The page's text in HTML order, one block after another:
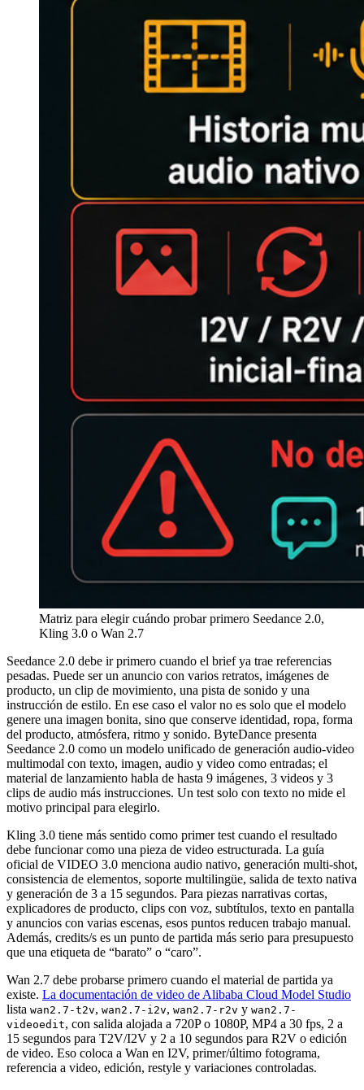
Matriz para elegir cuándo probar primero Seedance 2.0,
Kling 3.0 o Wan 2.7
Seedance 2.0 debe ir primero cuando el brief ya trae referencias
pesadas. Puede ser un anuncio con varios retratos, imágenes de
producto, un clip de movimiento, una pista de sonido y una
instrucción de estilo. En ese caso el valor no es solo que el modelo
genere una imagen bonita, sino que conserve identidad, ropa, forma
del producto, atmósfera, ritmo y sonido. ByteDance presenta
Seedance 2.0 como un modelo unificado de generación audio-video
multimodal con texto, imagen, audio y video como entradas; el
material de lanzamiento habla de hasta 9 imágenes, 3 videos y 3
clips de audio más instrucciones. Un test solo con texto no mide el
motivo principal para elegirlo.
Kling 3.0 tiene más sentido como primer test cuando el resultado
debe funcionar como una pieza de video estructurada. La guía
oficial de VIDEO 3.0 menciona audio nativo, generación multi-shot,
consistencia de elementos, soporte multilingüe, salida de texto nativa
y generación de 3 a 15 segundos. Para piezas narrativas cortas,
explicadores de producto, clips con voz, subtítulos, texto en pantalla
y anuncios con varias escenas, esos puntos reducen trabajo manual.
Además, credits/s es un punto de partida más serio para presupuesto
que una etiqueta de “barato” o “caro”.
Wan 2.7 debe probarse primero cuando el material de partida ya
existe. La documentación de video de Alibaba Cloud Model Studio
lista wan2.7-t2v, wan2.7-i2v, wan2.7-r2v y wan2.7-
videoedit, con salida alojada a 720P o 1080P, MP4 a 30 fps, 2 a
15 segundos para T2V/I2V y 2 a 10 segundos para R2V o edición
de video. Eso coloca a Wan en I2V, primer/último fotograma,
referencia a video, edición, restyle y variaciones controladas.